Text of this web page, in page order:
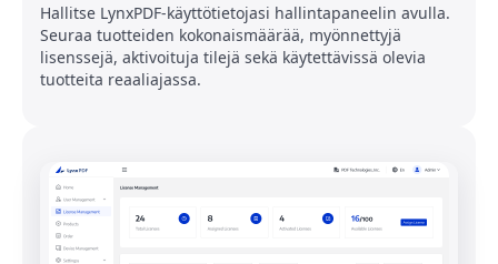
Hallitse LynxPDF-käyttötietojasi hallintapaneelin avulla.
Seuraa tuotteiden kokonaismäärää, myönnettyjä
lisenssejä, aktivoituja tilejä sekä käytettävissä olevia
tuotteita reaaliajassa.